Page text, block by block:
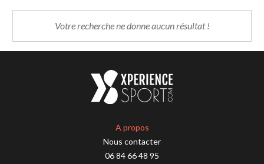
Votre recherche ne donne aucun résultat !
A propos
Nous contacter
06 84 66 48 95